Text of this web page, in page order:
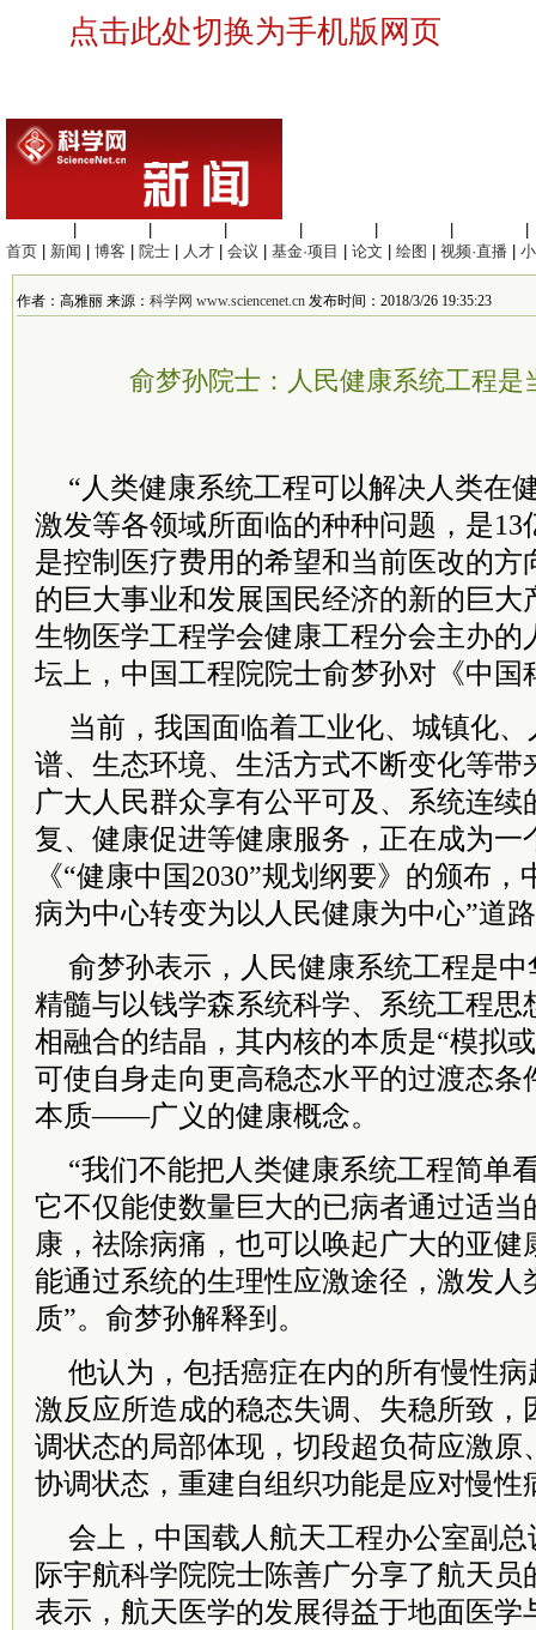
点击此处切换为手机版网页
首页
新闻 博客 院士 人才 会议 基金·项目 论文 绘图 视频·直播
作者：高雅丽 来源： 科学网 www.sciencenet.cn 发布时间：2018/3/26 19:35:23
俞梦孙院士：人民健康系统工程是
“人类健康系统工程可以解决人类在
激发等各领域所面临的种种问题，是13
是控制医疗费用的希望和当前医改的方
的巨大事业和发展国民经济的新的巨大
生物医学工程学会健康工程分会主办的
坛上，中国工程院院士俞梦孙对《中国
当前，我国面临着工业化、城镇化
谱、生态环境、生活方式不断变化等带
广大人民群众享有公平可及、系统连续
复、健康促进等健康服务，正在成为一
《“健康中国2030”规划纲要》的颁布
病为中心转变为以人民健康为中心”道
俞梦孙表示，人民健康系统工程是
精髓与以钱学森系统科学、系统工程思
相融合的结晶，其内核的本质是“模拟
可使自身走向更高稳态水平的过渡态条
本质——广义的健康概念。
“我们不能把人类健康系统工程简单
它不仅能使数量巨大的已病者通过适当
康，祛除病痛，也可以唤起广大的亚健
能通过系统的生理性应激途径，激发人
质”。俞梦孙解释到。
他认为，包括癌症在内的所有慢性
激反应所造成的稳态失调、失稳所致，
调状态的局部体现，切段超负荷应激原
协调状态，重建自组织功能是应对慢性
会上，中国载人航天工程办公室副
际宇航科学院院士陈善广分享了航天员
表示，航天医学的发展得益于地面医学